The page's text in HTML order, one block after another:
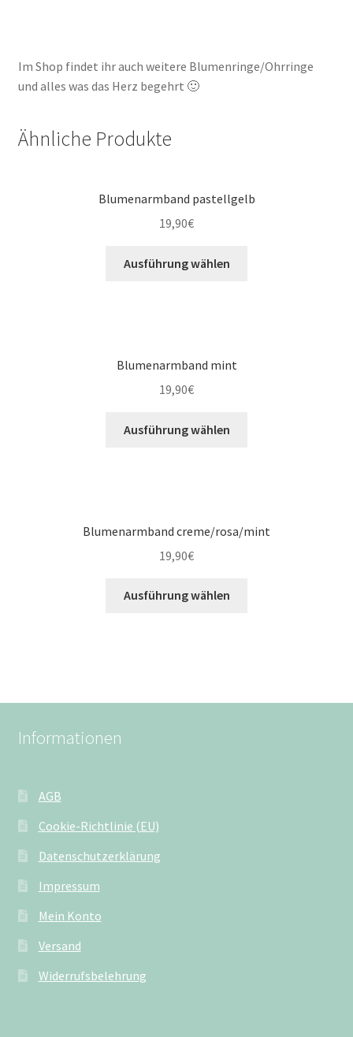
Im Shop findet ihr auch weitere Blumenringe/Ohrringe
und alles was das Herz begehrt 🙂
Ähnliche Produkte
Blumenarmband pastellgelb
19,90€
Ausführung wählen
Blumenarmband mint
19,90€
Ausführung wählen
Blumenarmband creme/rosa/mint
19,90€
Ausführung wählen
Informationen
AGB
Cookie-Richtlinie (EU)
Datenschutzerklärung
Impressum
Mein Konto
Versand
Widerrufsbelehrung